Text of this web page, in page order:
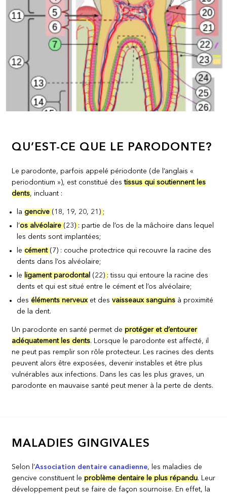
QU’EST-CE QUE LE PARODONTE?
Le parodonte, parfois appelé périodonte (de l’anglais «
periodontium »), est constitué destissus qui soutiennent les
dents, incluant :
la gencive (18, 19, 20, 21) ;
l’os alvéolaire (23) : partie de l’os de la mâchoire dans lequel
les dents sont implantées;
le cément (7) : couche protectrice qui recouvre la racine des
dents dans l’os alvéolaire;
le ligament parodontal (22) : tissu qui entoure la racine des
dents et qui est situé entre le cément et l’os alvéolaire;
des éléments nerveux et desvaisseaux sanguins à proximité
de la dent.
Un parodonte en santé permet deprotéger et d’entourer
adéquatement les dents. Lorsque le parodonte est affecté, il
ne peut pas remplir son rôle protecteur. Les racines des dents
peuvent alors être exposées, devenir instables et être plus
vulnérables aux infections. Dans les cas les plus graves, un
parodonte en mauvaise santé peut mener à la perte de dents.
MALADIES GINGIVALES
Selon l’Association dentaire canadienne, les maladies de
gencive constituent leproblème dentaire le plus répandu. Leur
développement peut se faire de façon sournoise. En effet, la